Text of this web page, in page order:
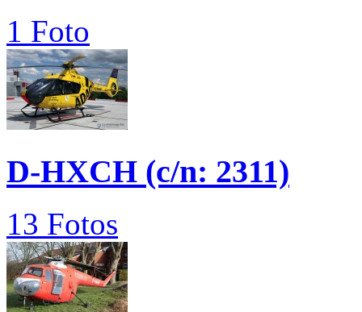
1 Foto
D-HXCH (c/n: 2311)
13 Fotos